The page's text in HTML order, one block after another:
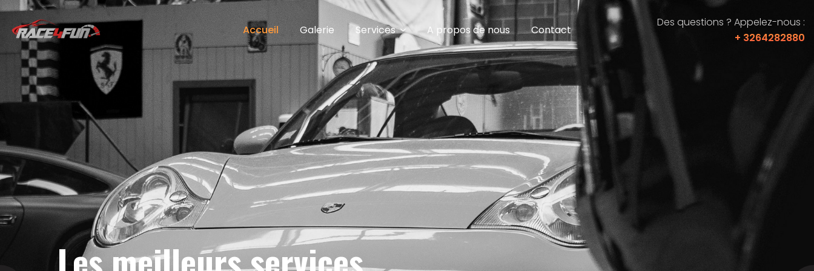
Accueil Galerie Services A propos de nous Contact
Des questions ? Appelez-nous :
+ 3264282880